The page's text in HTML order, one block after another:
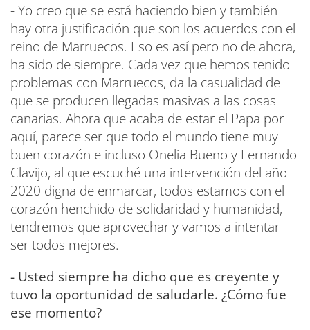
- Yo creo que se está haciendo bien y también
hay otra justificación que son los acuerdos con el
reino de Marruecos. Eso es así pero no de ahora,
ha sido de siempre. Cada vez que hemos tenido
problemas con Marruecos, da la casualidad de
que se producen llegadas masivas a las cosas
canarias. Ahora que acaba de estar el Papa por
aquí, parece ser que todo el mundo tiene muy
buen corazón e incluso Onelia Bueno y Fernando
Clavijo, al que escuché una intervención del año
2020 digna de enmarcar, todos estamos con el
corazón henchido de solidaridad y humanidad,
tendremos que aprovechar y vamos a intentar
ser todos mejores.
- Usted siempre ha dicho que es creyente y
tuvo la oportunidad de saludarle. ¿Cómo fue
ese momento?